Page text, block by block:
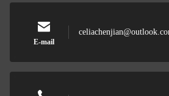
E-mail